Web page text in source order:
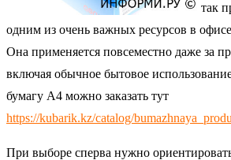
так
одним из очень важных ресурсов в офисе
Она применяется повсеместно даже за
включая обычное бытовое
бумагу А4 можно заказать тут
https://kubarik.kz/catalog/
При выборе сперва нужно